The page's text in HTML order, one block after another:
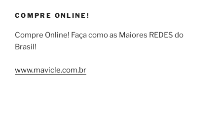
COMPRE ONLINE!
Compre Online! Faça como as Maiores REDES do
Brasil!
www.mavicle.com.br